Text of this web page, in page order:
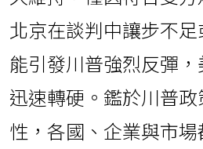
北京在談判中讓步不
能引發川普強烈反彈
迅速轉硬。鑑於川普
性，各國、企業與市